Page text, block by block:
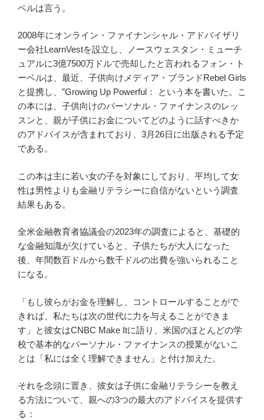
ベルは言う。
2008年にオンライン・ファイナンシャル・アドバイザリ
ー会社LearnVestを設立し、ノースウェスタン・ミューチ
ュアルに3億7500万ドルで売却したと言われるフォン・ト
ーベルは、最近、子供向けメディア・ブランドRebel Girls
と提携し、”Growing Up Powerful： という本を書いた。こ
の本には、子供向けのパーソナル・ファイナンスのレッ
スンと、親が子供にお金についてどのように話すべきか
のアドバイスが含まれており、3月26日に出版される予定
である。
この本は主に若い女の子を対象にしており、平均して女
性は男性よりも金融リテラシーに自信がないという調査
結果もある。
全米金融教育者協議会の2023年の調査によると、基礎的
な金融知識が欠けていると、子供たちが大人になった
後、年間数百ドルから数千ドルの出費を強いられること
になる。
「もし彼らがお金を理解し、コントロールすることがで
きれば、私たちは次の世代に力を与えることができま
す」と彼女はCNBC Make Itに語り、米国のほとんどの学
校で基本的なパーソナル・ファイナンスの授業がないこ
とは「私には全く理解できません」と付け加えた。
それを念頭に置き、彼女は子供に金融リテラシーを教え
る方法について、親への3つの最大のアドバイスを提供す
る：